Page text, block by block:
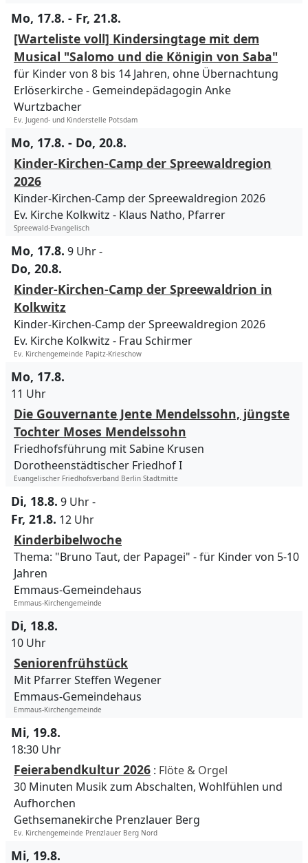
Mo, 17.8. - Fr, 21.8.
[Warteliste voll] Kindersingtage mit dem
Musical "Salomo und die Königin von Saba"
für Kinder von 8 bis 14 Jahren, ohne Übernachtung
Erlöserkirche
Gemeindepädagogin Anke
Wurtzbacher
Ev. Jugend- und Kinderstelle Potsdam
Mo, 17.8. - Do, 20.8.
Kinder-Kirchen-Camp der Spreewaldregion
2026
Kinder-Kirchen-Camp der Spreewaldregion 2026
Ev. Kirche Kolkwitz
Klaus Natho, Pfarrer
Spreewald-Evangelisch
Mo, 17.8. 9 Uhr-
Do, 20.8.
Kinder-Kirchen-Camp der Spreewaldrion in
Kolkwitz
Kinder-Kirchen-Camp der Spreewaldregion 2026
Ev. Kirche Kolkwitz
Frau Schirmer
Ev. Kirchengemeinde Papitz-Krieschow
Mo, 17.8.
11 Uhr
Die Gouvernante Jente Mendelssohn, jüngste
Tochter Moses Mendelssohn
Friedhofsführung mit Sabine Krusen
Dorotheenstädtischer Friedhof I
Evangelischer Friedhofsverband Berlin Stadtmitte
Di, 18.8. 9 Uhr-
Fr, 21.8. 12 Uhr
Kinderbibelwoche
Thema: "Bruno Taut, der Papagei" - für Kinder von 5-10
Jahren
Emmaus-Gemeindehaus
Emmaus-Kirchengemeinde
Di, 18.8.
10 Uhr
Seniorenfrühstück
Mit Pfarrer Steffen Wegener
Emmaus-Gemeindehaus
Emmaus-Kirchengemeinde
Mi, 19.8.
18:30 Uhr
Feierabendkultur 2026 : Flöte & Orgel
30 Minuten Musik zum Abschalten, Wohlfühlen und
Aufhorchen
Gethsemanekirche Prenzlauer Berg
Ev. Kirchengemeinde Prenzlauer Berg Nord
Mi, 19.8.